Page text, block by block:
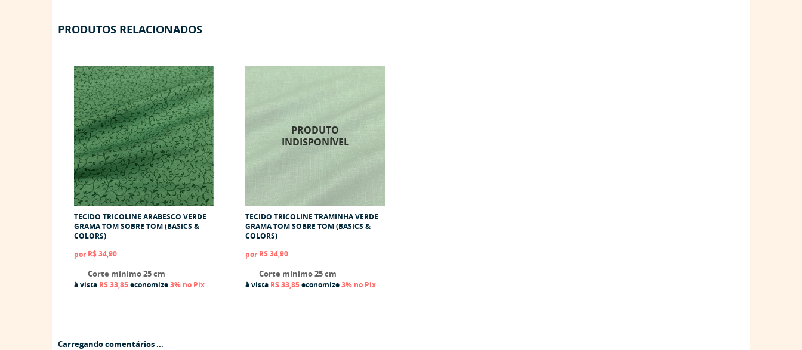
PRODUTOS RELACIONADOS
TECIDO TRICOLINE ARABESCO VERDE
GRAMA TOM SOBRE TOM (BASICS &
COLORS)
por R$ 34,90
Corte mínimo 25 cm
à vista R$ 33,85economize3% no Pix
TECIDO TRICOLINE TRAMINHA VERDE
GRAMA TOM SOBRE TOM (BASICS &
COLORS)
por R$ 34,90
Corte mínimo 25 cm
à vista R$ 33,85economize3% no Pix
Carregando comentários ...